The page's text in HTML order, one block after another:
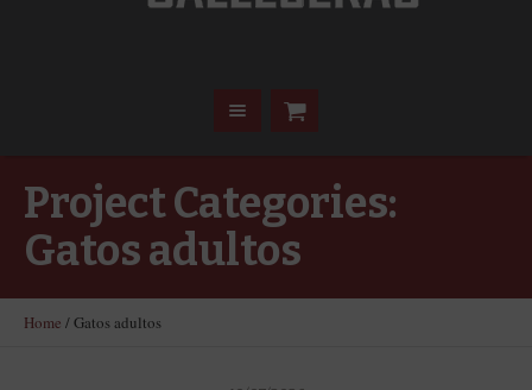
Project Categories:
Gatos adultos
Home /Gatos adultos